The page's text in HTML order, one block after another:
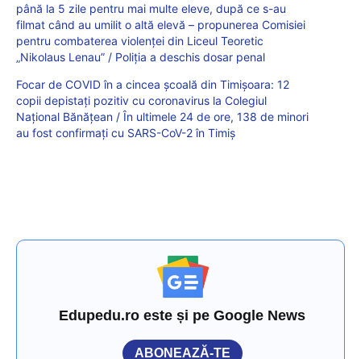
până la 5 zile pentru mai multe eleve, după ce s-au
filmat când au umilit o altă elevă – propunerea Comisiei
pentru combaterea violenței din Liceul Teoretic
„Nikolaus Lenau” / Poliția a deschis dosar penal
Focar de COVID în a cincea şcoală din Timişoara: 12
copii depistaţi pozitiv cu coronavirus la Colegiul
Naţional Bănăţean / În ultimele 24 de ore, 138 de minori
au fost confirmaţi cu SARS-CoV-2 în Timiş
Edupedu.ro este și pe Google News
ABONEAZĂ-TE